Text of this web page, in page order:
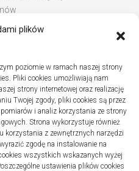
plików
poziomie w ramach naszej strony
Pliki cookies umożliwiają nam
strony internetowej oraz realizację
Twojej zgody, pliki cookies są przez
i analiz korzystania ze strony
Strona wykorzystuje również
korzystania z zewnętrznych narzędzi
zgodę na instalowanie na
wszystkich wskazanych wyżej
ustawienia plików cookies
– jak wybrać dobrą
szukania noclegów
przywrócić